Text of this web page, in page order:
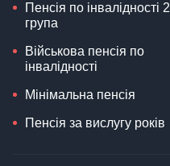
Пенсія по інвалідності 2
група
Військова пенсія по
інвалідності
Мінімальна пенсія
Пенсія за вислугу років